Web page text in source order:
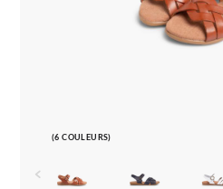
(6 COULEURS)